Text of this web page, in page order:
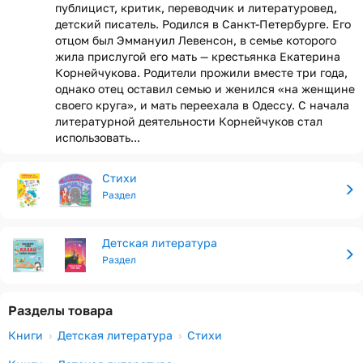
публицист, критик, переводчик и литературовед,
детский писатель. Родился в Санкт-Петербурге. Его
отцом был Эммануил Левенсон, в семье которого
жила прислугой его мать — крестьянка Екатерина
Корнейчукова. Родители прожили вместе три года,
однако отец оставил семью и женился «на женщине
своего круга», и мать переехала в Одессу. С начала
литературной деятельности Корнейчуков стал
использовать...
Стихи
Раздел
Детская литература
Раздел
Разделы товара
Книги Детская литература Стихи